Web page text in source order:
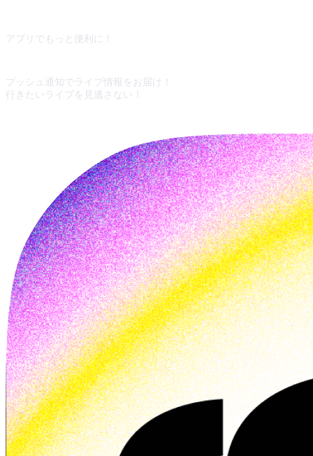
アプリでもっと便利に！
プッシュ通知でライブ情報をお届け！
行きたいライブを見逃さない！